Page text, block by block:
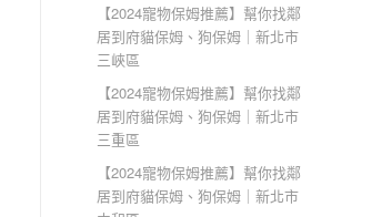
【2024寵物保姆推薦】幫你找鄰
居到府貓保姆、狗保姆｜新北市
三峽區
【2024寵物保姆推薦】幫你找鄰
居到府貓保姆、狗保姆｜新北市
三重區
【2024寵物保姆推薦】幫你找鄰
居到府貓保姆、狗保姆｜新北市